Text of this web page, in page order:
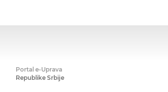
Portal e-Uprava
Republike Srbije